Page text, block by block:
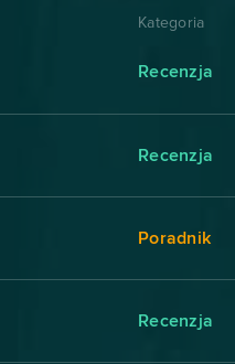
Kategoria
Recenzja
Recenzja
Poradnik
Recenzja